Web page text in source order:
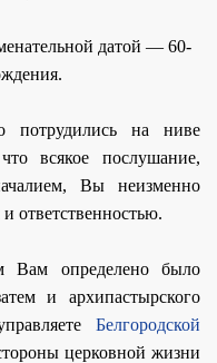
датой — 60-
на ниве
всякое послушание,
Вы неизменно
ответственностью.
Вам определено было
и архипастырского
Белгородской
церковной жизни